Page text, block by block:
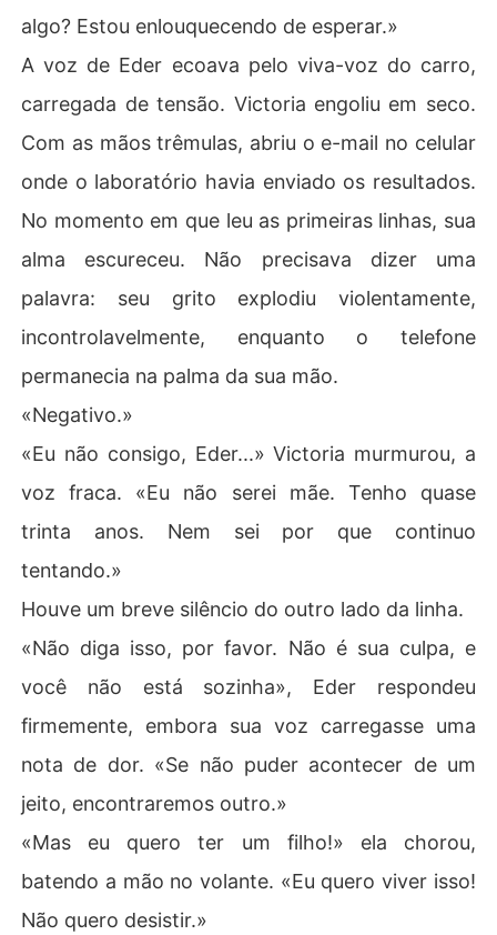
algo? Estou enlouquecendo de esperar.»
A voz de Eder ecoava pelo viva-voz do carro,
carregada de tensão. Victoria engoliu em seco.
Com as mãos trêmulas, abriu o e-mail no celular
onde o laboratório havia enviado os resultados.
No momento em que leu as primeiras linhas, sua
alma escureceu. Não precisava dizer uma
palavra: seu grito explodiu violentamente,
incontrolavelmente, enquanto o telefone
permanecia na palma da sua mão.
«Negativo.»
«Eu não consigo, Eder...» Victoria murmurou, a
voz fraca. «Eu não serei mãe. Tenho quase
trinta anos. Nem sei por que continuo
tentando.»
Houve um breve silêncio do outro lado da linha.
«Não diga isso, por favor. Não é sua culpa, e
você não está sozinha», Eder respondeu
firmemente, embora sua voz carregasse uma
nota de dor. «Se não puder acontecer de um
jeito, encontraremos outro.»
«Mas eu quero ter um filho!» ela chorou,
batendo a mão no volante. «Eu quero viver isso!
Não quero desistir.»